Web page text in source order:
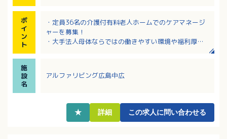
ポ
イ
ン
ト
・定員36名の介護付有料老人ホームでのケアマネージ
ャーを募集！
・大手法人母体ならではの働きやすい環境や福利厚生
・キャリアパス制度があり、研修も充実しているので
フバランスの充実を大事にして働けます
施
設
名
アルファリビング広島中広
★ 詳細 この求人に問い合わせる